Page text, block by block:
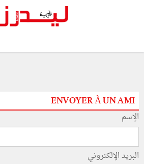
ENVOYER À UN AMI
الإسم
البريد الإلكتروني